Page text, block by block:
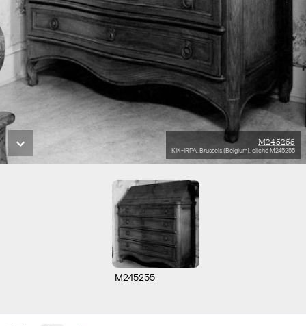
M245255
KIK-IRPA, Brussels (Belgium), cliché M245255
M245255